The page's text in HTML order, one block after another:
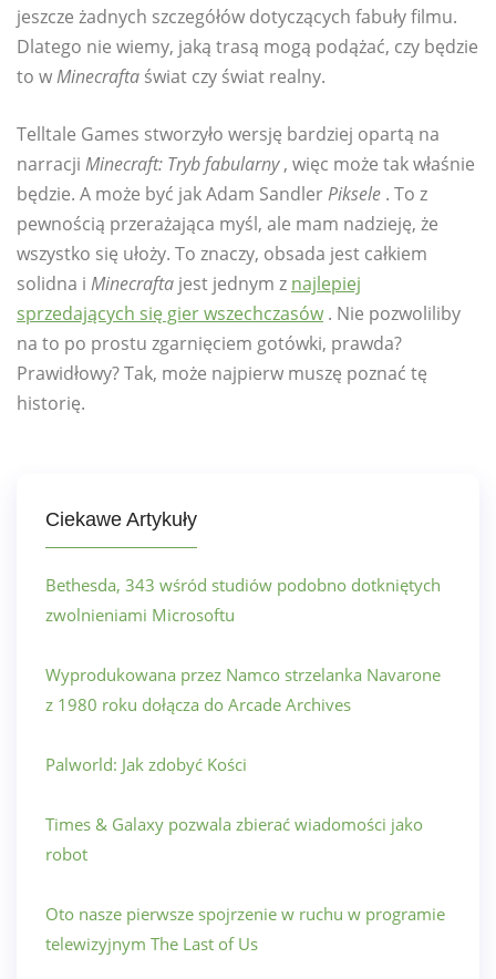
jeszcze żadnych szczegółów dotyczących fabuły filmu.
Dlatego nie wiemy, jaką trasą mogą podążać, czy będzie
to wMinecrafta świat czy świat realny.
Telltale Games stworzyło wersję bardziej opartą na
narracji Minecraft: Tryb fabularny, więc może tak właśnie
będzie. A może być jak Adam SandlerPiksele . To z
pewnością przerażająca myśl, ale mam nadzieję, że
wszystko się ułoży. To znaczy, obsada jest całkiem
solidna i Minecrafta jest jednym z najlepiej
sprzedających się gier wszechczasów. Nie pozwoliliby
na to po prostu zgarnięciem gotówki, prawda?
Prawidłowy? Tak, może najpierw muszę poznać tę
historię.
Ciekawe Artykuły
Bethesda, 343 wśród studiów podobno dotkniętych
zwolnieniami Microsoftu
Wyprodukowana przez Namco strzelanka Navarone
z 1980 roku dołącza do Arcade Archives
Palworld: Jak zdobyć Kości
Times & Galaxy pozwala zbierać wiadomości jako
robot
Oto nasze pierwsze spojrzenie w ruchu w programie
telewizyjnym The Last of Us